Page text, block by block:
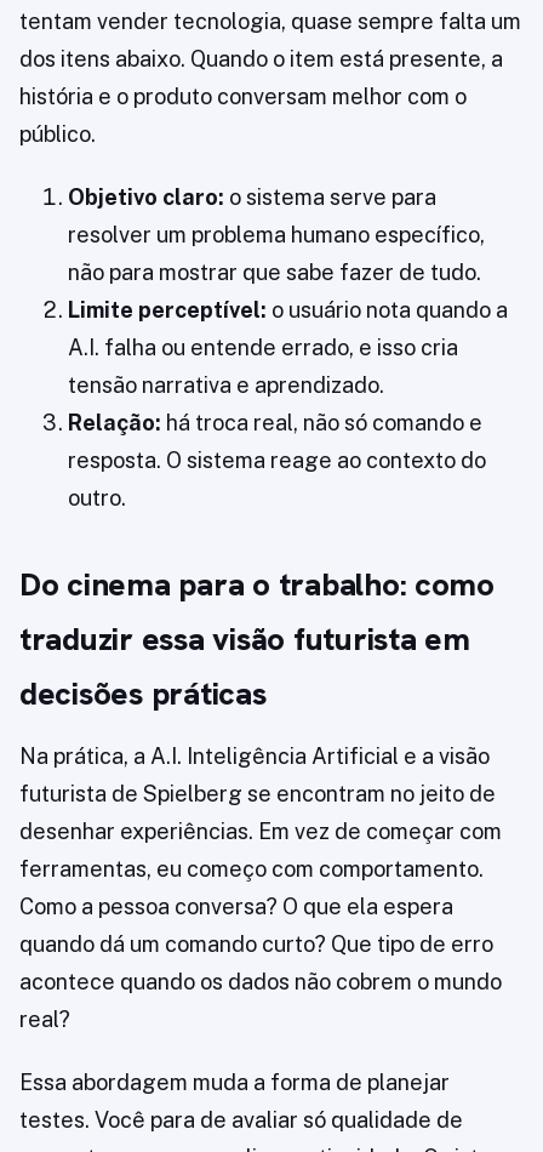
tentam vender tecnologia, quase sempre falta um
dos itens abaixo. Quando o item está presente, a
história e o produto conversam melhor com o
público.
Objetivo claro: o sistema serve para
resolver um problema humano específico,
não para mostrar que sabe fazer de tudo.
Limite perceptível: o usuário nota quando a
A.I. falha ou entende errado, e isso cria
tensão narrativa e aprendizado.
Relação: há troca real, não só comando e
resposta. O sistema reage ao contexto do
outro.
Do cinema para o trabalho: como
traduzir essa visão futurista em
decisões práticas
Na prática, a A.I. Inteligência Artificial e a visão
futurista de Spielberg se encontram no jeito de
desenhar experiências. Em vez de começar com
ferramentas, eu começo com comportamento.
Como a pessoa conversa? O que ela espera
quando dá um comando curto? Que tipo de erro
acontece quando os dados não cobrem o mundo
real?
Essa abordagem muda a forma de planejar
testes. Você para de avaliar só qualidade de